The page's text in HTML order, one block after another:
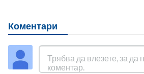
Коментари